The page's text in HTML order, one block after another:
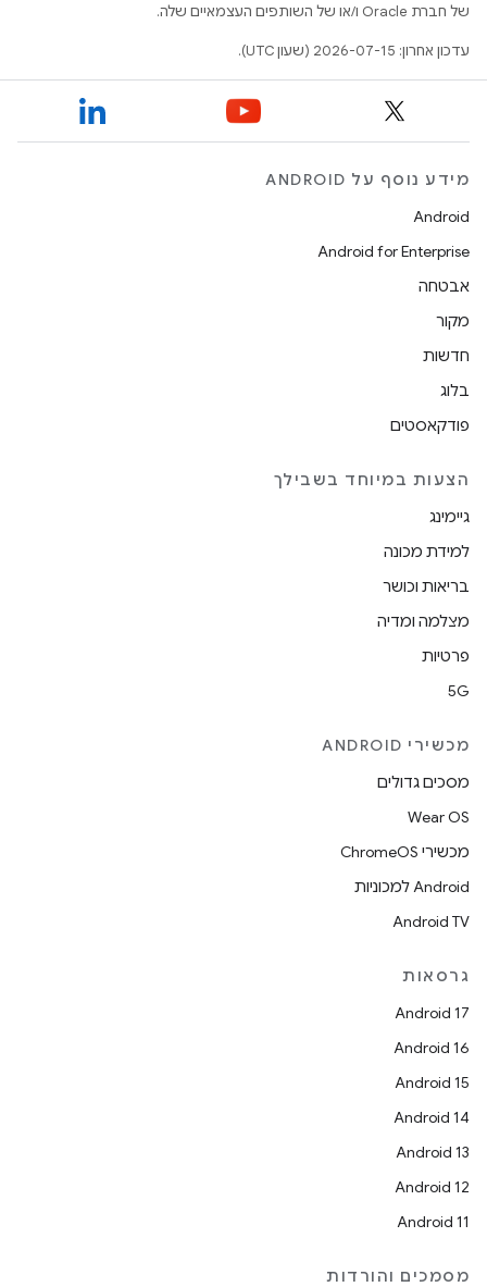
של חברת Oracle ו/או של השותפים העצמאיים שלה.
עדכון אחרון: 2026-07-15 (שעון UTC).
מידע נוסף על ANDROID
Android
Android for Enterprise
אבטחה
מקור
חדשות
בלוג
פודקאסטים
הצעות במיוחד בשבילך
גיימינג
למידת מכונה
בריאות וכושר
מצלמה ומדיה
פרטיות
5G
מכשירי ANDROID
מסכים גדולים
Wear OS
מכשירי ChromeOS
Android למכוניות
Android TV
גרסאות
Android 17
Android 16
Android 15
Android 14
Android 13
Android 12
Android 11
מסמכים והורדות